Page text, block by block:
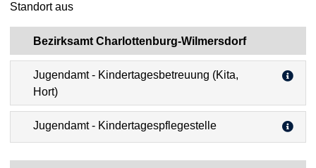
Standort aus
Bezirksamt Charlottenburg-Wilmersdorf
Jugendamt - Kindertagesbetreuung (Kita,
Hort)
Jugendamt - Kindertagespflegestelle